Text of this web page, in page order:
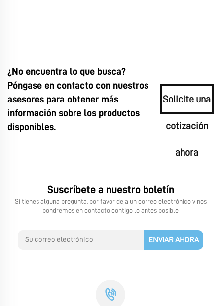
¿No encuentra lo que busca?
Póngase en contacto con nuestros
asesores para obtener más
información sobre los productos
disponibles.
Solicite una
cotización
ahora
Suscríbete a nuestro boletín
Si tienes alguna pregunta, por favor deja un correo electrónico y nos
pondremos en contacto contigo lo antes posible
ENVIAR AHORA